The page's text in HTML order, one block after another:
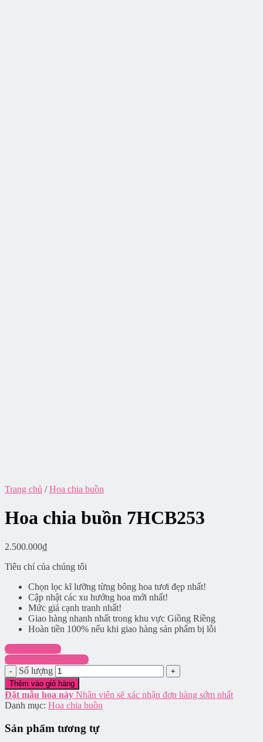
Trang chủ / Hoa chia buồn
Hoa chia buồn 7HCB253
2.500.000₫
Tiêu chí của chúng tôi
Chọn lọc kĩ lưỡng từng bông hoa tươi đẹp nhất!
Cập nhật các xu hướng hoa mới nhất!
Mức giá cạnh tranh nhất!
Giao hàng nhanh nhất trong khu vực Giồng Riềng
Hoàn tiền 100% nếu khi giao hàng sản phẩm bị lỗi
Chat Facebook
Hotline: 0916.337.745
Số lượng
Thêm vào giỏ hàng
Đặt mẫu hoa này Nhân viên sẽ xác nhận đơn hàng sớm nhất
Danh mục: Hoa chia buồn
Sản phẩm tương tự